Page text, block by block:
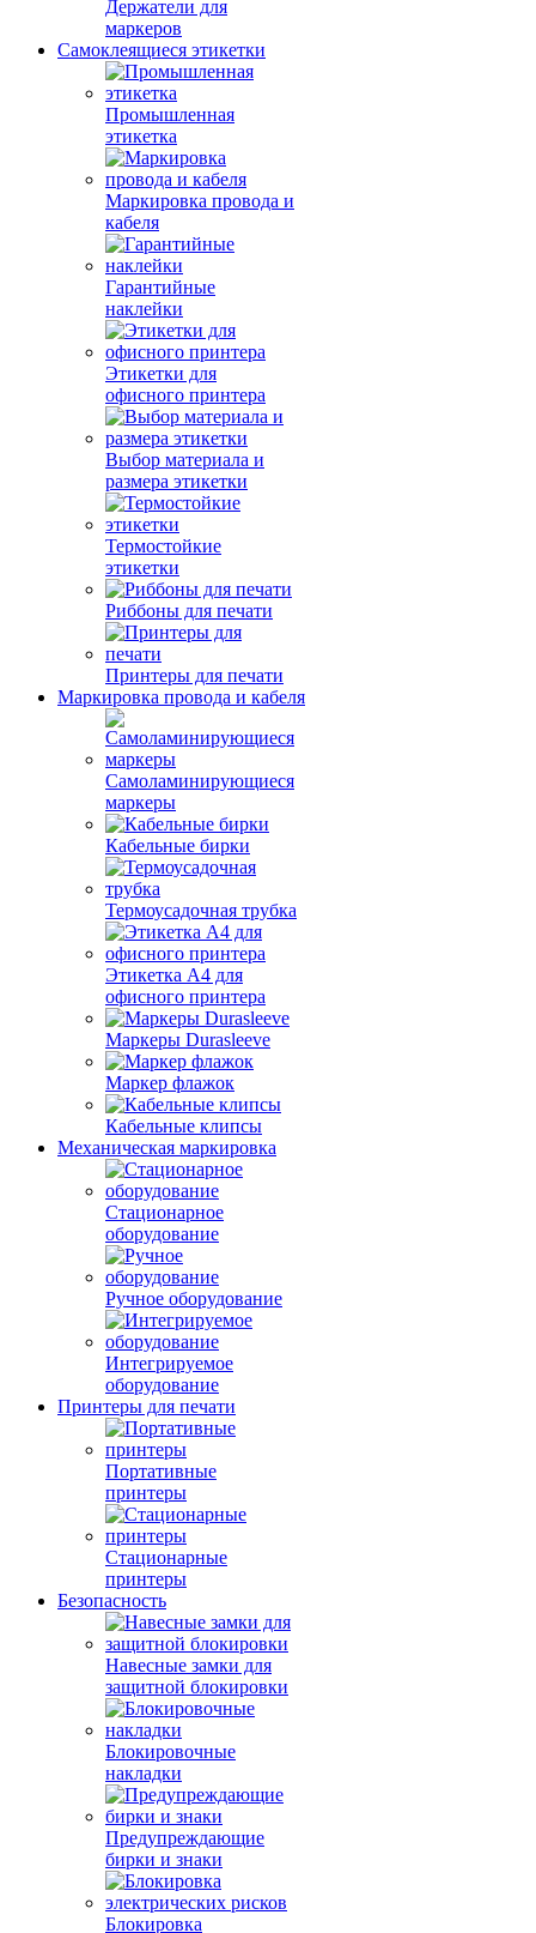
Держатели для
маркеров
Самоклеящиеся этикетки
Промышленная
этикетка
Маркировка провода и
кабеля
Гарантийные
наклейки
Этикетки для
офисного принтера
Выбор материала и
размера этикетки
Термостойкие
этикетки
Риббоны для печати
Принтеры для печати
Маркировка провода и кабеля
Самоламинирующиеся
маркеры
Кабельные бирки
Термоусадочная трубка
Этикетка А4 для
офисного принтера
Маркеры Durasleeve
Маркер флажок
Кабельные клипсы
Механическая маркировка
Стационарное
оборудование
Ручное оборудование
Интегрируемое
оборудование
Принтеры для печати
Портативные
принтеры
Стационарные
принтеры
Безопасность
Навесные замки для
защитной блокировки
Блокировочные
накладки
Предупреждающие
бирки и знаки
Блокировка